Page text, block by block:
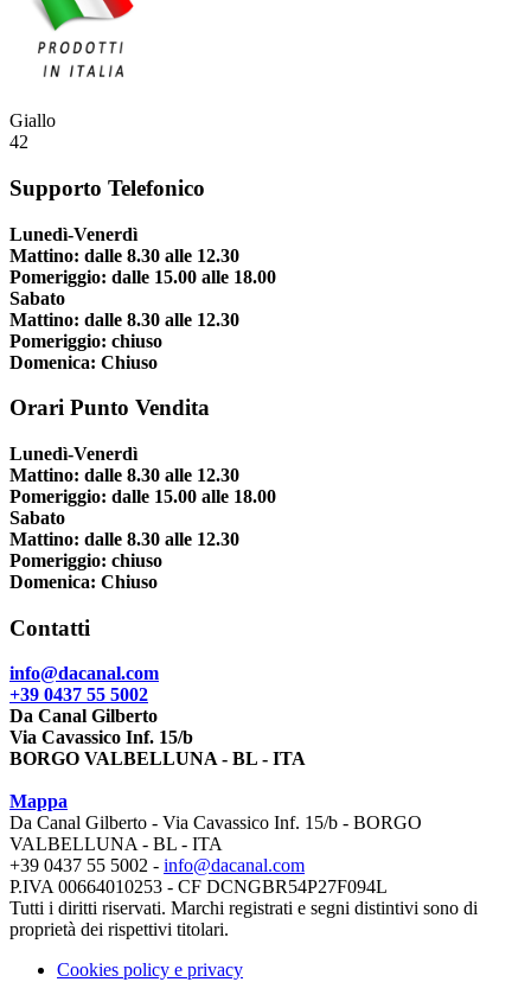
Giallo
42
Supporto Telefonico
Lunedì-Venerdì
Mattino: dalle 8.30 alle 12.30
Pomeriggio: dalle 15.00 alle 18.00
Sabato
Mattino: dalle 8.30 alle 12.30
Pomeriggio: chiuso
Domenica: Chiuso
Orari Punto Vendita
Lunedì-Venerdì
Mattino: dalle 8.30 alle 12.30
Pomeriggio: dalle 15.00 alle 18.00
Sabato
Mattino: dalle 8.30 alle 12.30
Pomeriggio: chiuso
Domenica: Chiuso
Contatti
info@dacanal.com
+39 0437 55 5002
Da Canal Gilberto
Via Cavassico Inf. 15/b
BORGO VALBELLUNA - BL - ITA
Mappa
Da Canal Gilberto - Via Cavassico Inf. 15/b - BORGO
VALBELLUNA - BL - ITA
+39 0437 55 5002 - info@dacanal.com
P.IVA 00664010253 - CF DCNGBR54P27F094L
Tutti i diritti riservati. Marchi registrati e segni distintivi sono di
proprietà dei rispettivi titolari.
Cookies policy e privacy